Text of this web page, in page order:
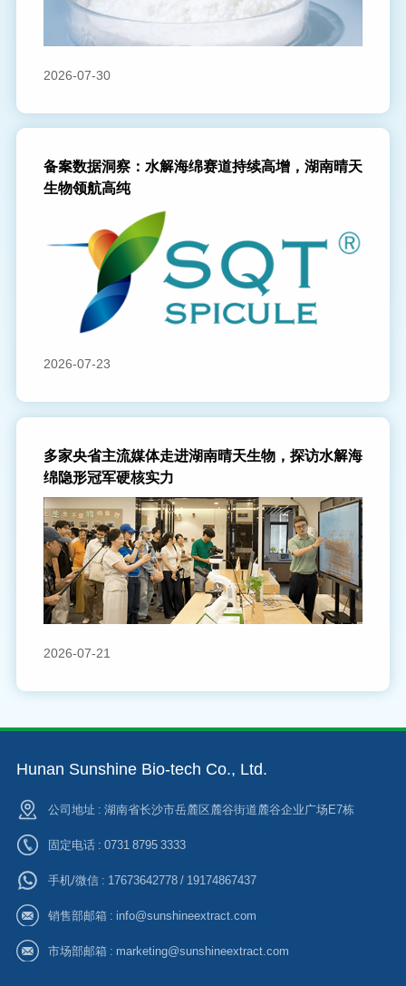
2026-07-30
备案数据洞察：水解海绵赛道持续高增，湖南晴天
生物领航高纯
2026-07-23
多家央省主流媒体走进湖南晴天生物，探访水解海
绵隐形冠军硬核实力
2026-07-21
Hunan Sunshine Bio-tech Co., Ltd.
公司地址 : 湖南省长沙市岳麓区麓谷街道麓谷企业广场E7栋
固定电话 : 0731 8795 3333
手机/微信 : 17673642778 / 19174867437
销售部邮箱 : info@sunshineextract.com
市场部邮箱 : marketing@sunshineextract.com